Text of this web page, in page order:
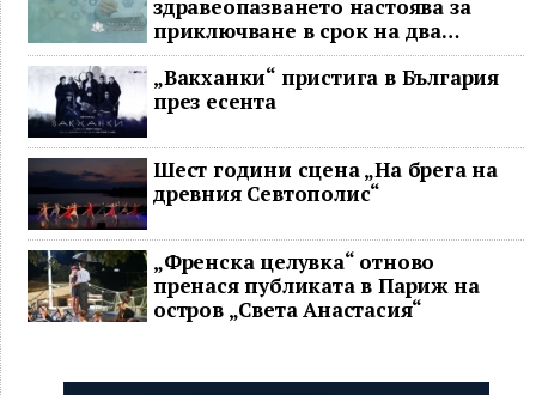
здравеопазването настоява за
приключване в срок на два
ключови строителни проекта
„Вакханки“ пристига в България
през есента
Шест години сцена „На брега на
древния Севтополис“
„Френска целувка“ отново
пренася публиката в Париж на
остров „Света Анастасия“